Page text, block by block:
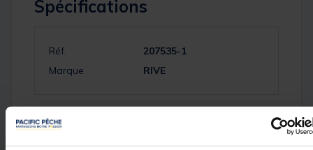
Spécifications
Réf.
207535-1
Marque
RIVE